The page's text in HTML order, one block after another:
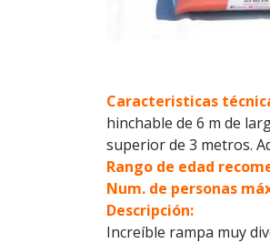
Caracteristicas
hinchable de 6 m de
superior de 3 metros.
Rango de edad
Num. de personas
Descripción:
Increíble rampa muy